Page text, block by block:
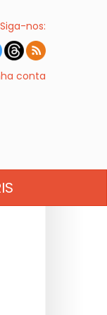
Siga-nos:
conta